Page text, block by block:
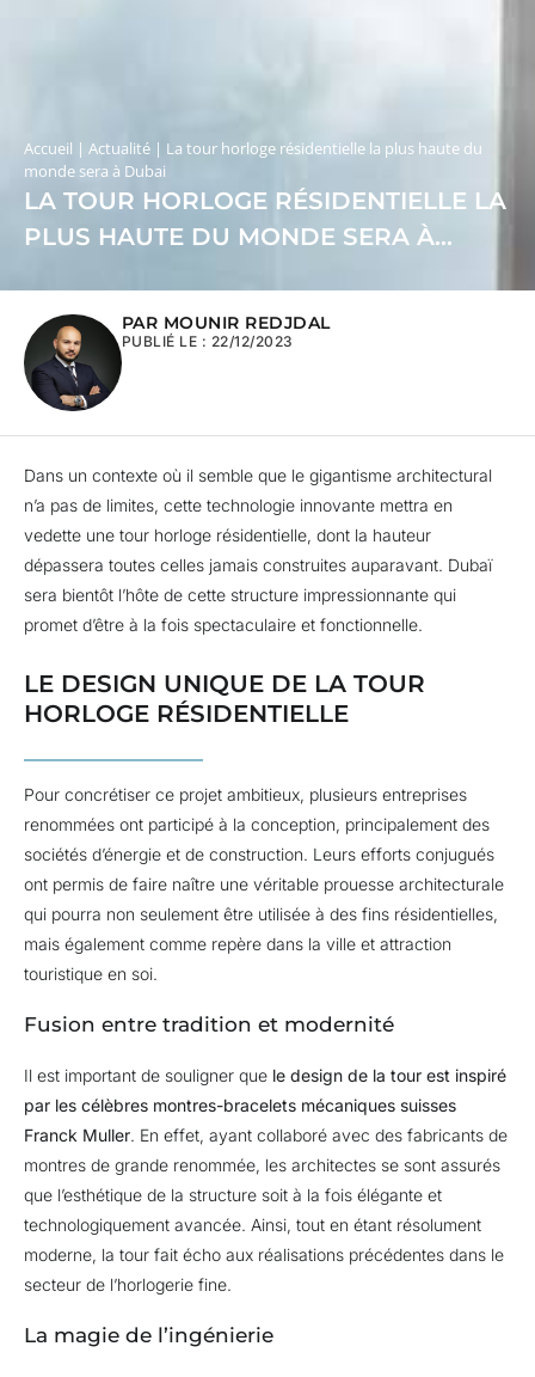
Accueil | Actualité | La tour horloge résidentielle la plus haute du
monde sera à Dubai
LA TOUR HORLOGE RÉSIDENTIELLE LA
PLUS HAUTE DU MONDE SERA À
PAR MOUNIR REDJDAL
PUBLIÉ LE : 22/12/2023
Dans un contexte où il semble que le gigantisme architectural
n’a pas de limites, cette technologie innovante mettra en
vedette une tour horloge résidentielle, dont la hauteur
dépassera toutes celles jamais construites auparavant. Dubaï
sera bientôt l’hôte de cette structure impressionnante qui
promet d’être à la fois spectaculaire et fonctionnelle.
LE DESIGN UNIQUE DE LA TOUR
HORLOGE RÉSIDENTIELLE
Pour concrétiser ce projet ambitieux, plusieurs entreprises
renommées ont participé à la conception, principalement des
sociétés d’énergie et de construction. Leurs efforts conjugués
ont permis de faire naître une véritable prouesse architecturale
qui pourra non seulement être utilisée à des fins résidentielles,
mais également comme repère dans la ville et attraction
touristique en soi.
Fusion entre tradition et modernité
Il est important de souligner que le design de la tour est inspiré
par les célèbres montres-bracelets mécaniques suisses
Franck Muller. En effet, ayant collaboré avec des fabricants de
montres de grande renommée, les architectes se sont assurés
que l’esthétique de la structure soit à la fois élégante et
technologiquement avancée. Ainsi, tout en étant résolument
moderne, la tour fait écho aux réalisations précédentes dans le
secteur de l’horlogerie fine.
La magie de l’ingénierie